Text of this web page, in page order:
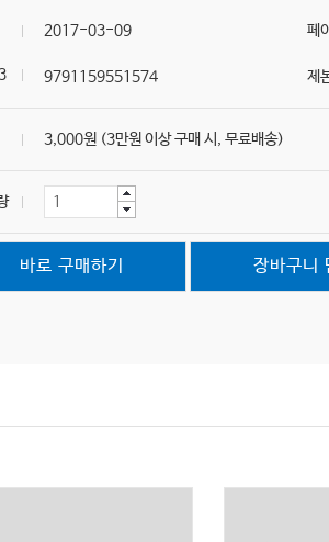
2017-03-09 페
9791159551574 제
3,000원 (3만원 이상 구매 시, 무료배송)
바로 구매하기 장바구니